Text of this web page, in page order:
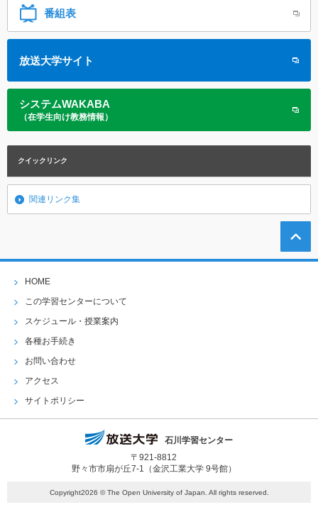
番組表
放送大学サイト
システムWAKABA
（在学生向け教務情報）
クイックリンク
関連リンク集
HOME
この学習センターについて
スケジュール・授業案内
各種お手続き
お問い合わせ
アクセス
サイトポリシー
石川学習センター
〒921-8812
野々市市扇が丘7-1（金沢工業大学 9号館）
Copyright2026 © The Open University of Japan. All rights reserved.